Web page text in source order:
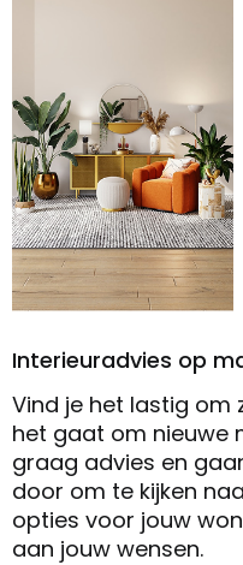
Interieuradvies op
Vind je het lastig om
het gaat om nieuwe
graag advies en
door om te kijken
opties voor jouw
aan jouw wensen.